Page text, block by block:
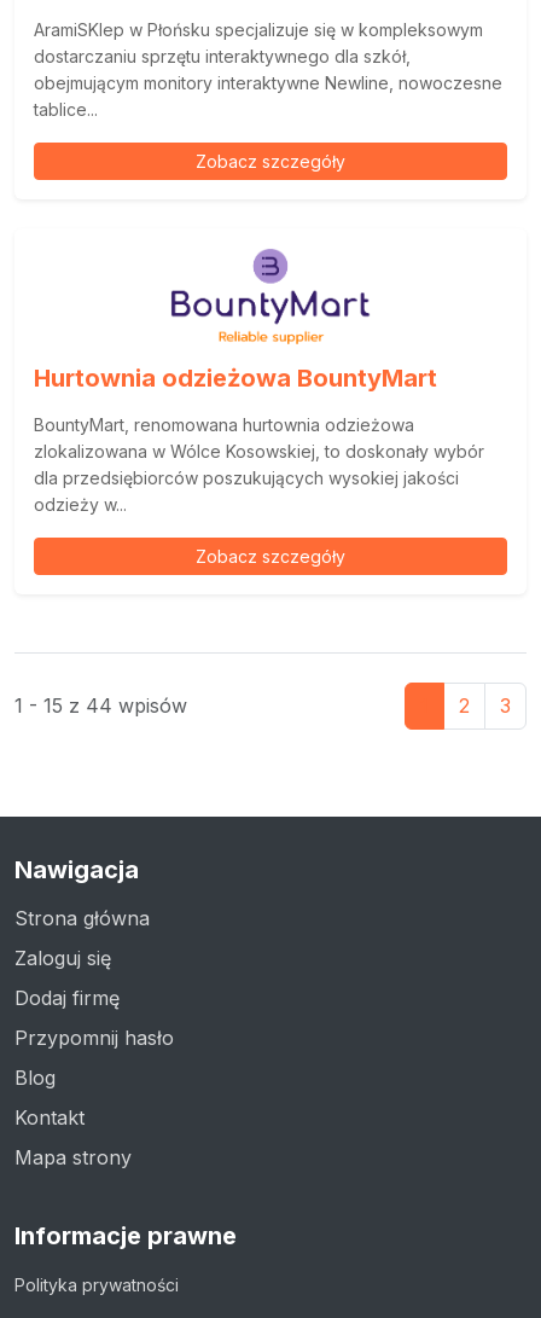
AramiSKlep w Płońsku specjalizuje się w kompleksowym
dostarczaniu sprzętu interaktywnego dla szkół,
obejmującym monitory interaktywne Newline, nowoczesne
tablice...
Zobacz szczegóły
Hurtownia odzieżowa BountyMart
BountyMart, renomowana hurtownia odzieżowa
zlokalizowana w Wólce Kosowskiej, to doskonały wybór
dla przedsiębiorców poszukujących wysokiej jakości
odzieży w...
Zobacz szczegóły
1 - 15 z 44 wpisów 2 3
Nawigacja
Strona główna
Zaloguj się
Dodaj firmę
Przypomnij hasło
Blog
Kontakt
Mapa strony
Informacje prawne
Polityka prywatności